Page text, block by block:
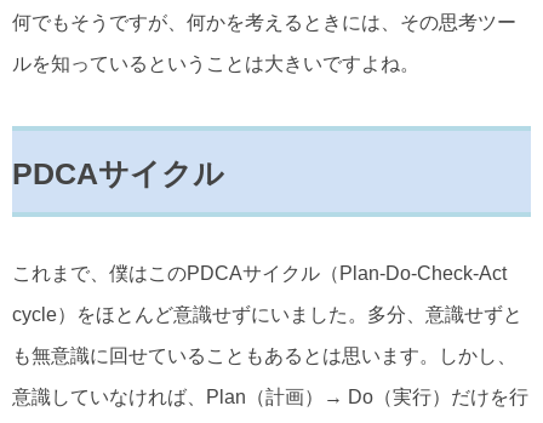
何でもそうですが、何かを考えるときには、その思考ツー
ルを知っているということは大きいですよね。
PDCAサイクル
これまで、僕はこのPDCAサイクル（Plan-Do-Check-Act
cycle）をほとんど意識せずにいました。多分、意識せずと
も無意識に回せていることもあるとは思います。しかし、
意識していなければ、Plan（計画）→ Do（実行）だけを行